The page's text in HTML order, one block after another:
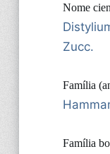
Nome
Zucc.
Família
Família